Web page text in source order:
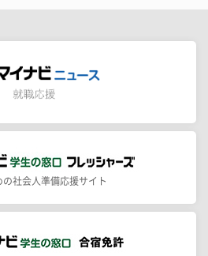
の社会人準備応援サイト